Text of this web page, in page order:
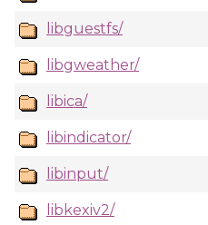
libguestfs/
libgweather/
libica/
libindicator/
libinput/
libkexiv2/